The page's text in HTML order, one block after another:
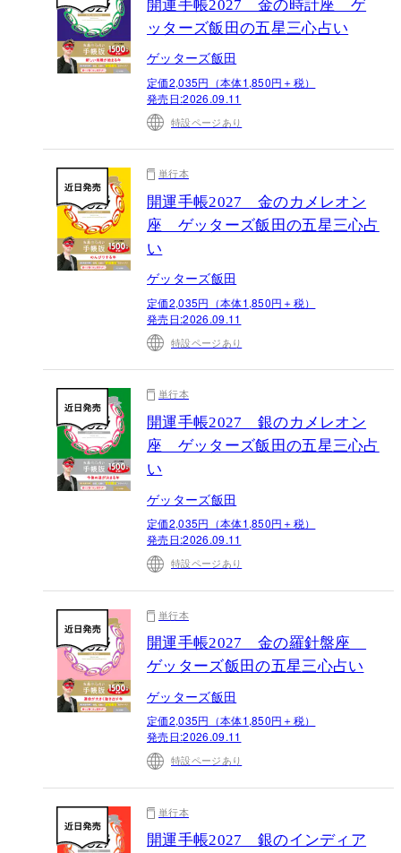
開運手帳2027 金の時計座 ゲ
ッターズ飯田の五星三心占い
ゲッターズ飯田
定価2,035円（本体1,850円＋税）
発売日:2026.09.11
特設ページあり
単行本
開運手帳2027 金のカメレオン
座 ゲッターズ飯田の五星三心占
い
ゲッターズ飯田
定価2,035円（本体1,850円＋税）
発売日:2026.09.11
特設ページあり
単行本
開運手帳2027 銀のカメレオン
座 ゲッターズ飯田の五星三心占
い
ゲッターズ飯田
定価2,035円（本体1,850円＋税）
発売日:2026.09.11
特設ページあり
単行本
開運手帳2027 金の羅針盤座
ゲッターズ飯田の五星三心占い
ゲッターズ飯田
定価2,035円（本体1,850円＋税）
発売日:2026.09.11
特設ページあり
単行本
開運手帳2027 銀のインディア